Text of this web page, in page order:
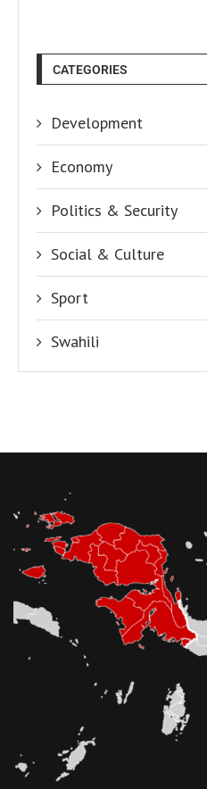
CATEGORIES
Development
Economy
Politics & Security
Social & Culture
Sport
Swahili